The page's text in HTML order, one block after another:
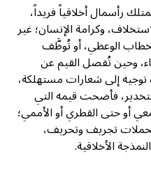
رأسمال أخلاقياً فريداً،
وكرامة الإنسان؛ غير
الوعظي، أو تُوظَّف
وحين تُفصل القيم عن
إلى شعارات مستهلكة،
فأضحت قيمه التي
أو حتى القطري أو الأممي؛
تجريف وتحريف،
الأخلاقية.